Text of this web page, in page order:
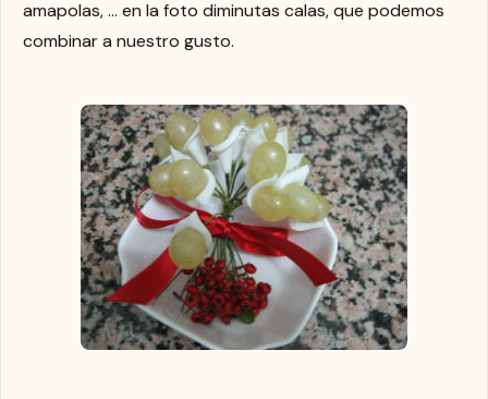
amapolas, … en la foto diminutas calas, que podemos
combinar a nuestro gusto.